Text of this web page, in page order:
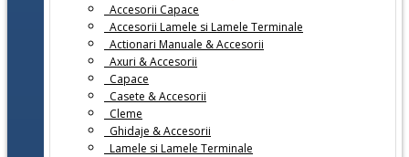
Accesorii Capace
Accesorii Lamele si Lamele Terminale
Actionari Manuale & Accesorii
Axuri & Accesorii
Capace
Casete & Accesorii
Cleme
Ghidaje & Accesorii
Lamele si Lamele Terminale